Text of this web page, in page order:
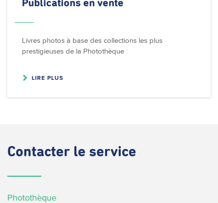
Publications en vente
Livres photos à base des collections les plus
prestigieuses de la Photothèque
LIRE PLUS
Contacter le service
Photothèque